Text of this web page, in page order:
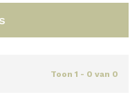
Toon 1 - 0 van 0